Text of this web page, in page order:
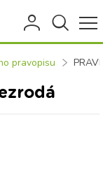
pravopisu